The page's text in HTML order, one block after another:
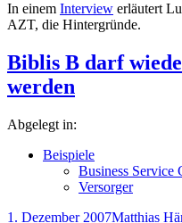
In einem Interview erläutert
AZT, die Hintergründe.
Biblis B darf
werden
Abgelegt in:
Beispiele
Business Service
Versorger
1. Dezember 2007Matthias